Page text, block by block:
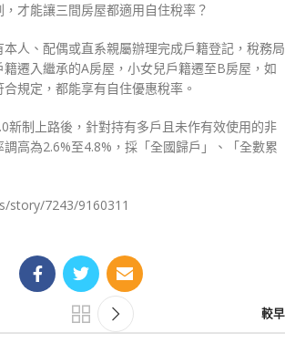
才能讓三間房屋都適用自住稅率？
人、配偶或直系親屬辦理完成戶籍登記，稅務局
遷入繼承的A房屋，小女兒戶籍遷至B房屋，如
規定，都能享有自住優惠稅率。
新制上路後，針對持有多戶且未作有效使用的非
高為2.6%至4.8%，採「全國歸戶」、「全數累
story/7243/9160311
較早